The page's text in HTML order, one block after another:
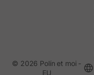
© 2026 Polín et moi -
EU